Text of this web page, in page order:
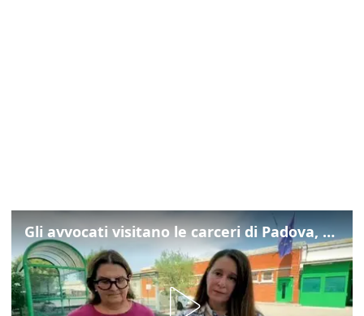
Gli avvocati visitano le carceri di Padova, ecco cosa hanno trovato